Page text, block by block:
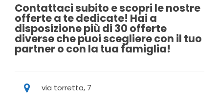
Contattaci subito e scopri le nostre
offerte a te dedicate! Hai a
disposizione più di 30 offerte
diverse che puoi scegliere con il tuo
partner o con la tua famiglia!
via torretta, 7